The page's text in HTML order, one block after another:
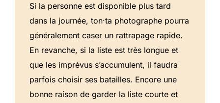
Si la personne est disponible plus tard
dans la journée, ton·ta photographe pourra
généralement caser un rattrapage rapide.
En revanche, si la liste est très longue et
que les imprévus s’accumulent, il faudra
parfois choisir ses batailles. Encore une
bonne raison de garder la liste courte et